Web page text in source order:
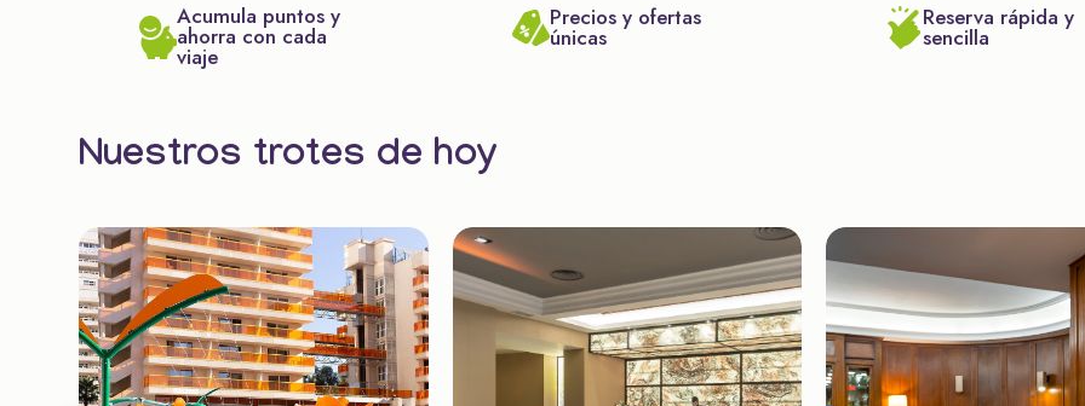
Acumula puntos y
ahorra con cada
viaje
Precios y ofertas
únicas
Reserva rápida y
sencilla
Nuestros trotes de hoy